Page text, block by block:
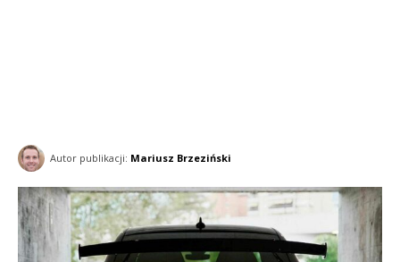
Autor publikacji: Mariusz Brzeziński